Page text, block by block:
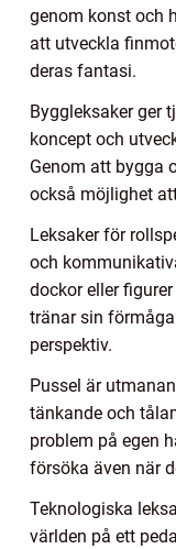
genom konst och
att utveckla
deras fantasi.
Byggleksaker ger
koncept och
Genom att bygga
också möjlighet
Leksaker för
och
dockor eller
tränar sin
perspektiv.
Pussel är
tänkande och
problem på egen
försöka även när
Teknologiska
världen på ett